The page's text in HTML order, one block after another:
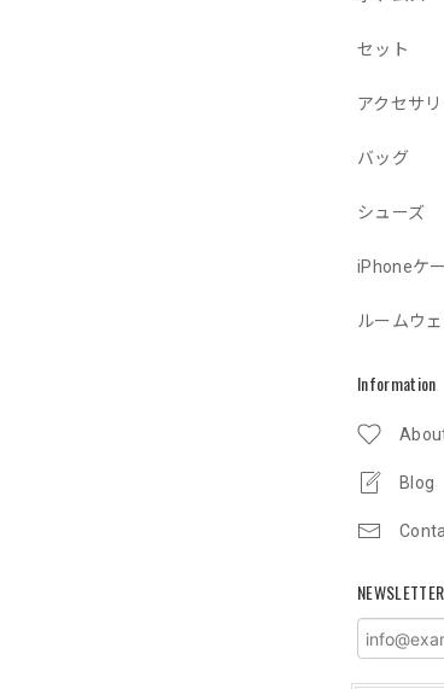
セット
アクセサリ
バッグ
シューズ
iPhoneケ
ルームウ
Information
Blog
NEWSLETTER